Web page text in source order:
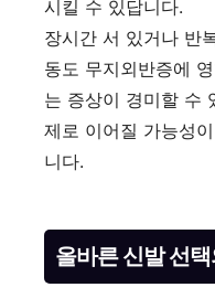
시킬 수 있답니다.
장시간 서 있거나 반
동도 무지외반증에
는 증상이 경미할 수
제로 이어질 가능성
니다.
올바른 신발 선